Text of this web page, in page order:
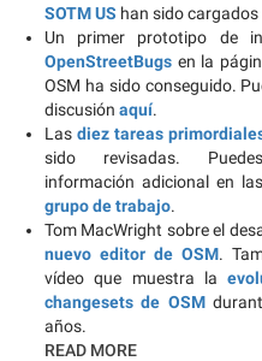
SOTM US han sido cargados
Un primer prototipo de
OpenStreetBugs en la
OSM ha sido conseguido.
discusión aquí.
Las diez tareas
sido revisadas.
información adicional en las
grupo de trabajo.
Tom MacWright sobre el
nuevo editor de OSM.
vídeo que muestra la
changesets de OSM
años.
READ MORE